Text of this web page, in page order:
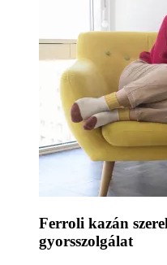
Ferroli kazán
gyorsszolgálat